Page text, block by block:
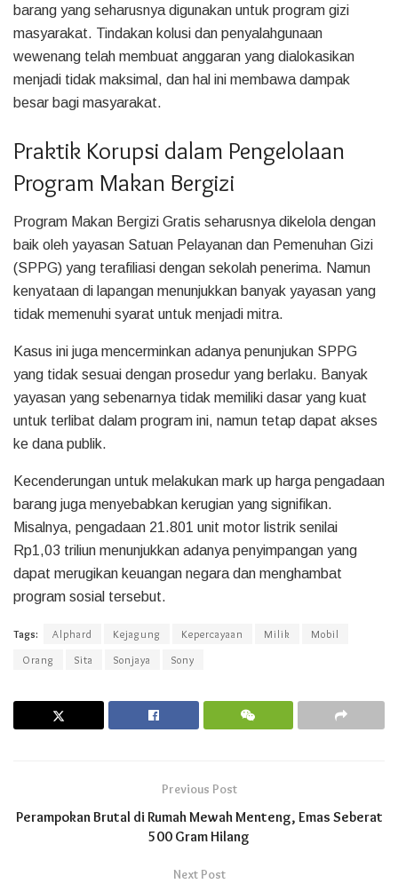
barang yang seharusnya digunakan untuk program gizi
masyarakat. Tindakan kolusi dan penyalahgunaan
wewenang telah membuat anggaran yang dialokasikan
menjadi tidak maksimal, dan hal ini membawa dampak
besar bagi masyarakat.
Praktik Korupsi dalam Pengelolaan
Program Makan Bergizi
Program Makan Bergizi Gratis seharusnya dikelola dengan
baik oleh yayasan Satuan Pelayanan dan Pemenuhan Gizi
(SPPG) yang terafiliasi dengan sekolah penerima. Namun
kenyataan di lapangan menunjukkan banyak yayasan yang
tidak memenuhi syarat untuk menjadi mitra.
Kasus ini juga mencerminkan adanya penunjukan SPPG
yang tidak sesuai dengan prosedur yang berlaku. Banyak
yayasan yang sebenarnya tidak memiliki dasar yang kuat
untuk terlibat dalam program ini, namun tetap dapat akses
ke dana publik.
Kecenderungan untuk melakukan mark up harga pengadaan
barang juga menyebabkan kerugian yang signifikan.
Misalnya, pengadaan 21.801 unit motor listrik senilai
Rp1,03 triliun menunjukkan adanya penyimpangan yang
dapat merugikan keuangan negara dan menghambat
program sosial tersebut.
Tags: Alphard Kejagung Kepercayaan Milik
Mobil
Orang
Sita Sonjaya Sony
Previous Post
Perampokan Brutal di Rumah Mewah Menteng, Emas Seberat
500 Gram Hilang
Next Post